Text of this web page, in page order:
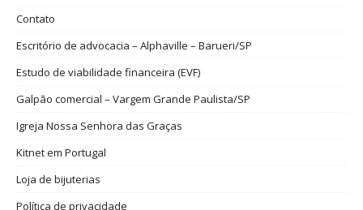
Contato
Escritório de advocacia – Alphaville – Barueri/SP
Estudo de viabilidade financeira (EVF)
Galpão comercial – Vargem Grande Paulista/SP
Igreja Nossa Senhora das Graças
Kitnet em Portugal
Loja de bijuterias
Política de privacidade